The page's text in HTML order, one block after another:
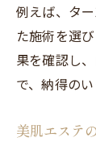
例えば、タ
た施術を選
果を確認し
で、納得のい
美肌エステ